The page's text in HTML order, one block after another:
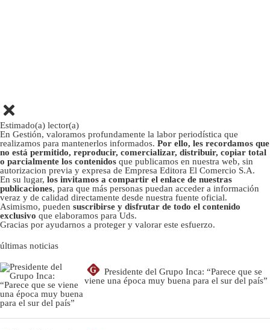
Estimado(a) lector(a)
En Gestión, valoramos profundamente la labor periodística que
realizamos para mantenerlos informados. Por ello, les recordamos que
no está permitido, reproducir, comercializar, distribuir, copiar total
o parcialmente los contenidos que publicamos en nuestra web, sin
autorizacion previa y expresa de Empresa Editora El Comercio S.A.
En su lugar, los invitamos a compartir el enlace de nuestras
publicaciones, para que más personas puedan acceder a información
veraz y de calidad directamente desde nuestra fuente oficial.
Asimismo, pueden suscribirse y disfrutar de todo el contenido
exclusivo que elaboramos para Uds.
Gracias por ayudarnos a proteger y valorar este esfuerzo.
últimas noticias
G
Presidente del Grupo Inca: “Parece que se
viene una época muy buena para el sur del país”